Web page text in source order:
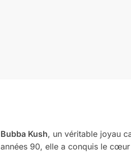
Bubba Kush, un véritable joyau
années 90, elle a conquis le